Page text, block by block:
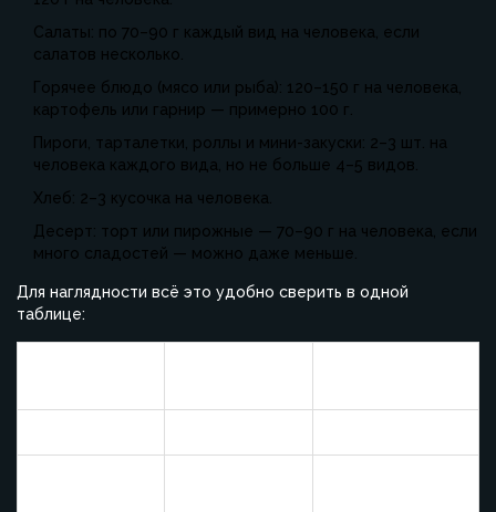
Салаты: по 70–90 г каждый вид на человека, если
салатов несколько.
Горячее блюдо (мясо или рыба): 120–150 г на человека,
картофель или гарнир — примерно 100 г.
Пироги, тарталетки, роллы и мини-закуски: 2–3 шт. на
человека каждого вида, но не больше 4–5 видов.
Хлеб: 2–3 кусочка на человека.
Десерт: торт или пирожные — 70–90 г на человека, если
много сладостей — можно даже меньше.
Для наглядности всё это удобно сверить в одной
таблице: